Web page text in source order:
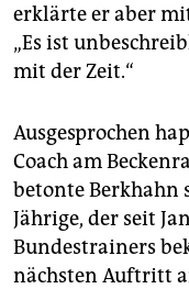
erklärte er aber
„Es ist
mit der Zeit.“
Ausgesprochen
Coach am
betonte Berkhahn
Jährige, der seit
Bundestrainers
nächsten Auftritt